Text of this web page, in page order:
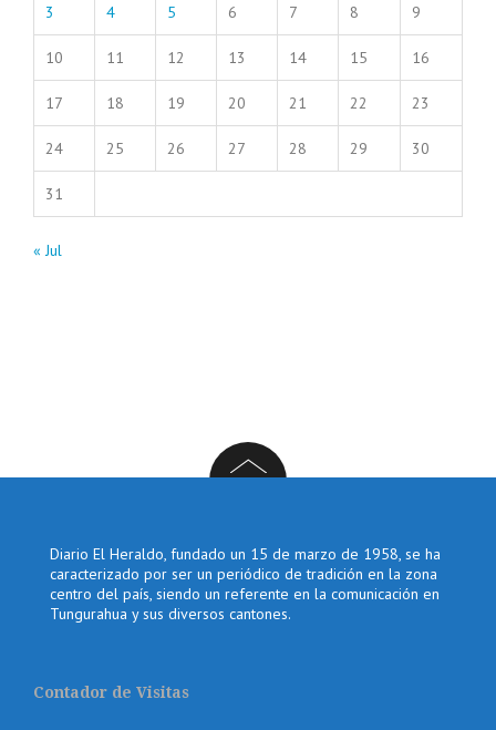
3 4 5 6 7 8 9
10 11 12 13 14 15 16
17 18 19 20 21 22 23
24 25 26 27 28 29 30
31
« Jul
Diario El Heraldo, fundado un 15 de marzo de 1958, se ha
caracterizado por ser un periódico de tradición en la zona
centro del país, siendo un referente en la comunicación en
Tungurahua y sus diversos cantones.
Contador de Visitas